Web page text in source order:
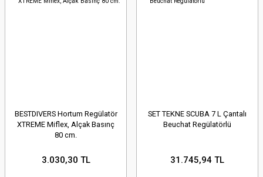
BESTDIVERS Hortum Regülatör
XTREME Miflex, Alçak Basınç
80 cm.
3.030,30 TL
SET TEKNE SCUBA 7 L Çantalı
Beuchat Regülatörlü
31.745,94 TL